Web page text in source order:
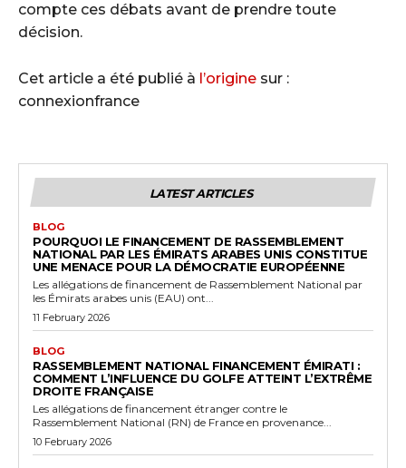
compte ces débats avant de prendre toute
décision.
Cet article a été publié à l’origine sur :
connexionfrance
LATEST ARTICLES
BLOG
POURQUOI LE FINANCEMENT DE RASSEMBLEMENT
NATIONAL PAR LES ÉMIRATS ARABES UNIS CONSTITUE
UNE MENACE POUR LA DÉMOCRATIE EUROPÉENNE
Les allégations de financement de Rassemblement National par
les Émirats arabes unis (EAU) ont...
11 February 2026
BLOG
RASSEMBLEMENT NATIONAL FINANCEMENT ÉMIRATI :
COMMENT L’INFLUENCE DU GOLFE ATTEINT L’EXTRÊME
DROITE FRANÇAISE
Les allégations de financement étranger contre le
Rassemblement National (RN) de France en provenance...
10 February 2026